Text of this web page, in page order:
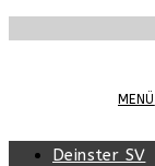
MENÜ
Deinster SV